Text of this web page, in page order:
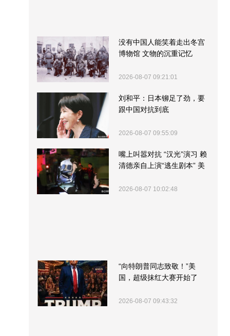
没有中国人能笑着走出冬宫
博物馆 文物的沉重记忆
2026-08-07 09:21:01
刘和平：日本铆足了劲，要
跟中国对抗到底
2026-08-07 09:55:09
嘴上叫嚣对抗 “汉光”演习 赖
清德亲自上演“逃生剧本” 美
2026-08-07 10:02:48
“向特朗普同志致敬！”美
国，超级抹红大赛开始了
2026-08-07 09:43:32